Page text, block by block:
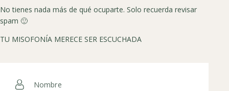
No tienes nada más de qué ocuparte. Solo recuerda revisar
spam 🙂
TU MISOFONÍA MERECE SER ESCUCHADA